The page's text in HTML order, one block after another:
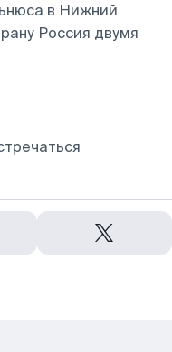
в Нижний
Россия двумя